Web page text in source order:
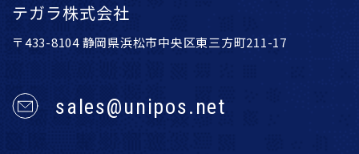
テガラ株式会社
〒433-8104 静岡県浜松市中央区東三方町211-17
sales@unipos.net